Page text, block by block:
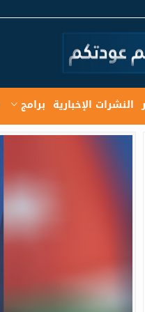
النشرات الإخبارية برامج